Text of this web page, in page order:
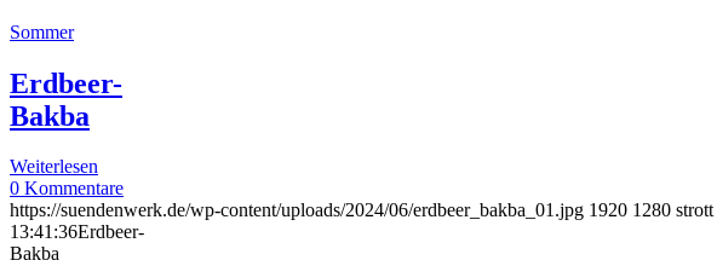
Sommer
Erdbeer-
Bakba
Weiterlesen
0 Kommentare
https://suendenwerk.de/wp-content/uploads/2024/06/erdbeer_bakba_01.jpg 1920 1280 strott
13:41:36Erdbeer-
Bakba